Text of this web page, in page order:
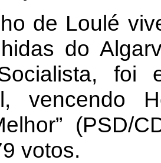
de Loulé
do
foi
vencendo
(PSD/
votos.